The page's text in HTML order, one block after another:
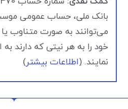
بانک ملی، حساب عمومی
می‌توانند به صورت متناوب یا
خود را به هر نیتی که دارند
نمایند.(اطلاعات بیشتر)